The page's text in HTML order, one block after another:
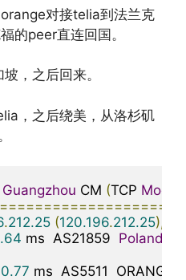
对接telia到法兰克
的peer直连回国。
，之后回来。
，之后绕美，从洛杉矶
Guangzhou CM (TCP Mode
.212.25 (120.196.212.25),
ms  AS21859 Poland
0.77 ms  AS5511  ORANGE